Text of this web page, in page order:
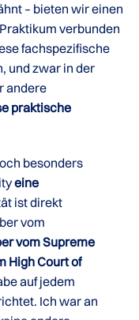
– bieten wir einen
verbunden
fachspezifische
und zwar in der
andere
praktische
besonders
eine
ist direkt
vom
vom Supreme
High Court of
auf jedem
Ich war an